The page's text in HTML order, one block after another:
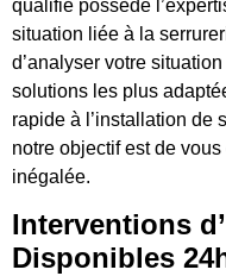
qualifié possède
situation liée à la
d’analyser votre
solutions les plus
rapide à l’installation de
notre objectif est de
inégalée.
Interventions
Disponibles